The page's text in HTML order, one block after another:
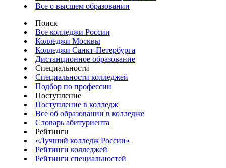
Все о высшем образовании
Поиск
Все колледжи России
Колледжи Москвы
Колледжи Санкт-Петербурга
Дистанционное образование
Специальности
Специальности колледжей
Подбор по профессии
Поступление
Поступление в колледж
Все об образовании в колледже
Словарь абитуриента
Рейтинги
«Лучший колледж России»
Рейтинги колледжей
Рейтинги специальностей